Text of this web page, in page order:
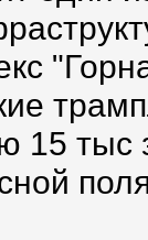
15 тыс